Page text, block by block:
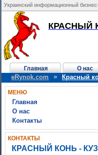
Украинский информационный
КРАСНЫЙ
Главная О нас
eRynok.com » Красный
МЕНЮ
Главная
О нас
Контакты
КОНТАКТЫ
КРАСНЫЙ КОНЬ -